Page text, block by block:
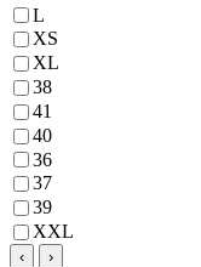
L
XS
XL
38
41
40
36
37
39
XXL
‹ ›